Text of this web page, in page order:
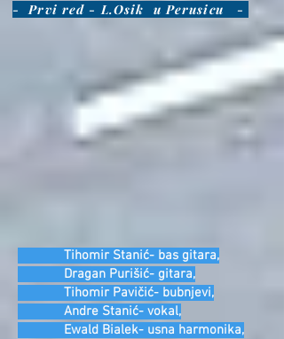
- Prvi red - L.Osik u Perusicu -
Tihomir Stanić- bas gitara,
Dragan Purišić- gitara,
Tihomir Pavičić- bubnjevi,
Andre Stanić- vokal,
Ewald Bialek- usna harmonika,